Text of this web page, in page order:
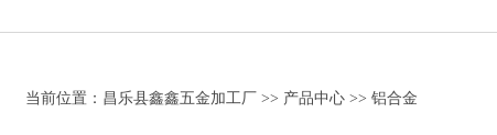
当前位置： 昌乐县鑫鑫五金加工厂 >> 产品中心 >> 铝合金